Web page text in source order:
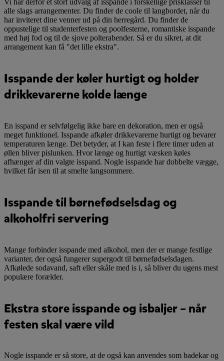
Vi har derfor et stort udvalg af isspande i forskellige prisklasser til
alle slags arrangementer. Du finder de coole til langbordet, når du
har inviteret dine venner ud på din herregård. Du finder de
oppustelige til studenterfesten og poolfesterne, romantiske isspande
med høj fod og til de sjove polterabender. Så er du sikret, at dit
arrangement kan få "det lille ekstra".
Isspande der køler hurtigt og holder
drikkevarerne kolde længe
En isspand er selvfølgelig ikke bare en dekoration, men er også
meget funktionel. Isspande afkøler drikkevarerne hurtigt og bevarer
temperaturen længe. Det betyder, at I kan feste i flere timer uden at
øllen bliver pislunken. Hvor længe og hurtigt væsken køles
afhænger af din valgte isspand. Nogle isspande har dobbelte vægge,
hvilket får isen til at smelte langsommere.
Isspande til børnefødselsdag og
alkoholfri servering
Mange forbinder isspande med alkohol, men der er mange festlige
varianter, der også fungerer supergodt til børnefødselsdagen.
Afkølede sodavand, saft eller skåle med is i, så bliver du ugens mest
populære forælder.
Ekstra store isspande og isbaljer – når
festen skal være vild
Nogle isspande er så store, at de også kan anvendes som badekar og